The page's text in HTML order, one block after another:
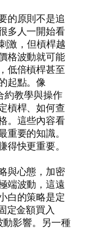
的原則不是追
多人一開始看
激，但槓桿越
格波動就可能
低倍槓桿甚至
起點。像
約教學與操作
槓桿、如何查
。這些內容看
要的知識。
快更重要。
與心態，加密
端波動，這遠
白的策略是定
定金額買入
動影響。另一種